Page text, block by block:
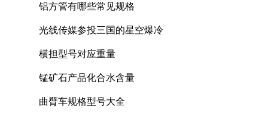
铝方管有哪些常见规格
光线传媒参投三国的星空爆冷
横担型号对应重量
锰矿石产品化合水含量
曲臂车规格型号大全